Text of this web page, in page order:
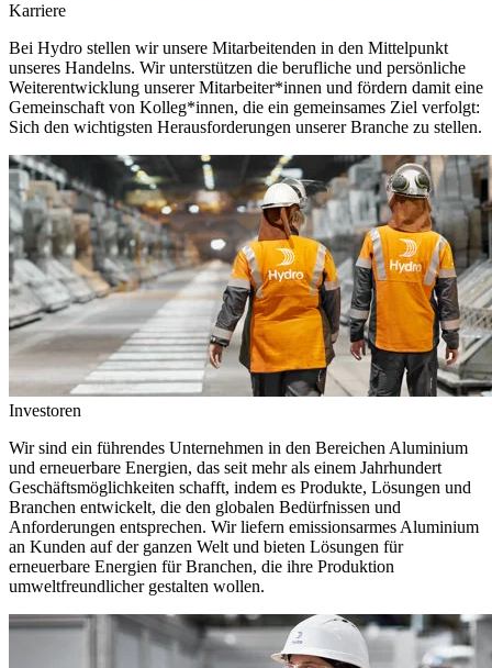
Karriere
Bei Hydro stellen wir unsere Mitarbeitenden in den Mittelpunkt
unseres Handelns. Wir unterstützen die berufliche und persönliche
Weiterentwicklung unserer Mitarbeiter*innen und fördern damit eine
Gemeinschaft von Kolleg*innen, die ein gemeinsames Ziel verfolgt:
Sich den wichtigsten Herausforderungen unserer Branche zu stellen.
Investoren
Wir sind ein führendes Unternehmen in den Bereichen Aluminium
und erneuerbare Energien, das seit mehr als einem Jahrhundert
Geschäftsmöglichkeiten schafft, indem es Produkte, Lösungen und
Branchen entwickelt, die den globalen Bedürfnissen und
Anforderungen entsprechen. Wir liefern emissionsarmes Aluminium
an Kunden auf der ganzen Welt und bieten Lösungen für
erneuerbare Energien für Branchen, die ihre Produktion
umweltfreundlicher gestalten wollen.